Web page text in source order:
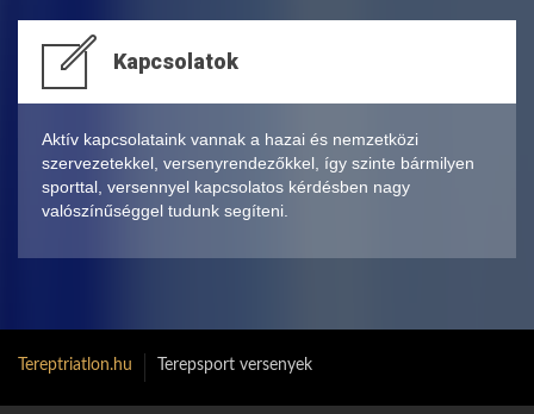
Kapcsolatok
Aktív kapcsolataink vannak a hazai és nemzetközi
szervezetekkel, versenyrendezőkkel, így szinte bármilyen
sporttal, versennyel kapcsolatos kérdésben nagy
valószínűséggel tudunk segíteni.
Tereptriatlon.hu Terepsport versenyek